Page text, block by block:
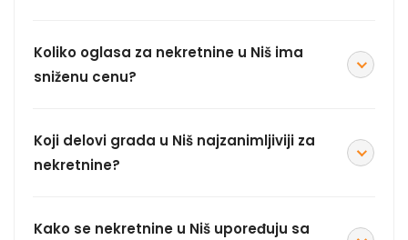
Koliko oglasa za nekretnine u Niš ima
sniženu cenu?
Koji delovi grada u Niš najzanimljiviji za
nekretnine?
Kako se nekretnine u Niš upoređuju sa